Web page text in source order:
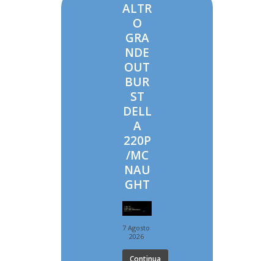
ALTR
O
GRA
NDE
OUT
BUR
ST
DELL
A
220P
/MC
NAU
GHT
7 Agosto
2026
Continua